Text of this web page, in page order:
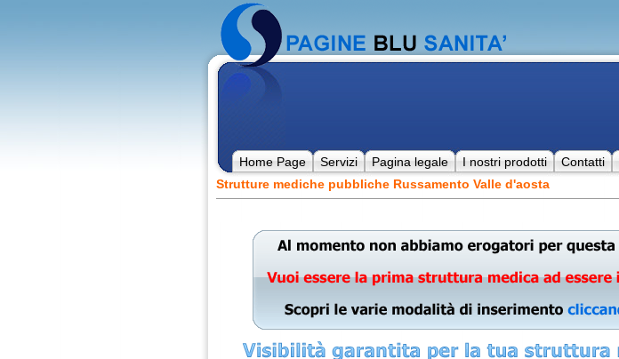
Home Page Servizi Pagina legale I nostri prodotti Contatti
Strutture mediche pubbliche Russamento Valle d'aosta